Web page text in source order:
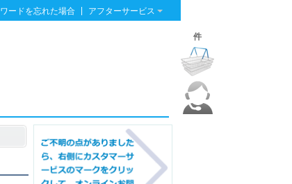
ードを忘れた場合 アフターサービス
件